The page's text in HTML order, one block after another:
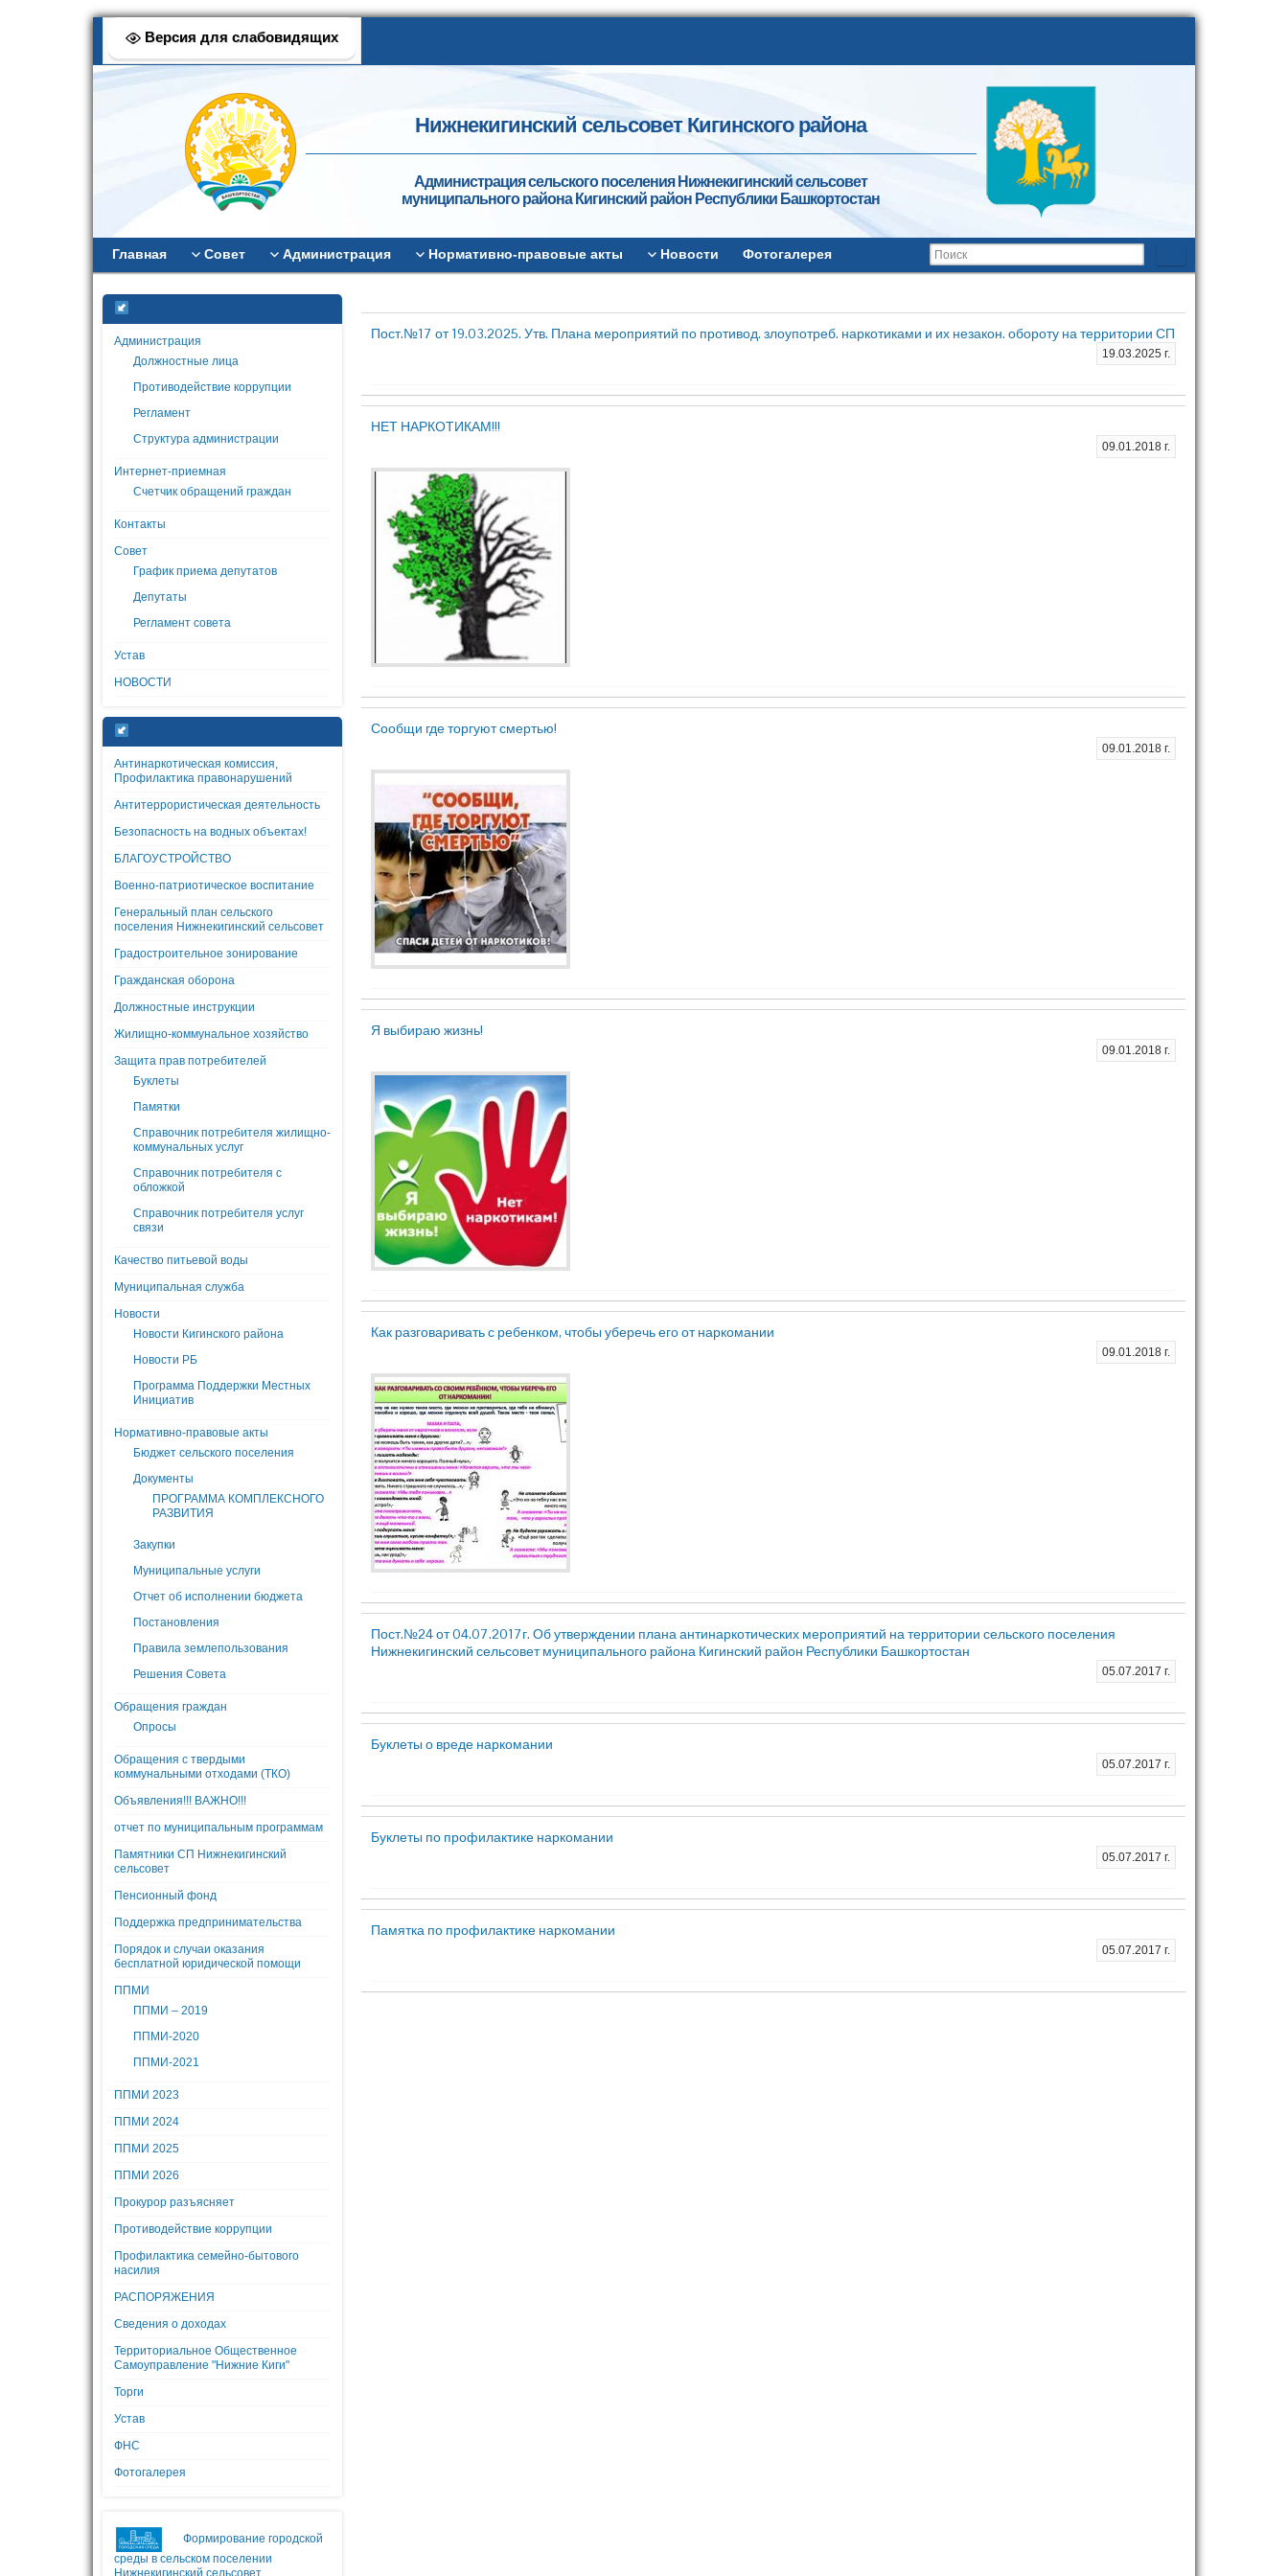
Версия для слабовидящих
Нижнекигинский сельсовет Кигинского района
Администрация сельского поселения Нижнекигинский сельсовет
муниципального района Кигинский район Республики Башкортостан
Главная Совет Администрация Нормативно-правовые акты Новости Фотогалерея
Администрация
Должностные лица
Противодействие коррупции
Регламент
Структура администрации
Интернет-приемная
Счетчик обращений граждан
Контакты
Совет
График приема депутатов
Депутаты
Регламент совета
Устав
НОВОСТИ
Антинаркотическая комиссия,
Профилактика правонарушений
Антитеррористическая деятельность
Безопасность на водных объектах!
БЛАГОУСТРОЙСТВО
Военно-патриотическое воспитание
Генеральный план сельского
поселения Нижнекигинский сельсовет
Градостроительное зонирование
Гражданская оборона
Должностные инструкции
Жилищно-коммунальное хозяйство
Защита прав потребителей
Буклеты
Памятки
Справочник потребителя жилищно-
коммунальных услуг
Справочник потребителя с
обложкой
Справочник потребителя услуг
связи
Качество питьевой воды
Муниципальная служба
Новости
Новости Кигинского района
Новости РБ
Программа Поддержки Местных
Инициатив
Нормативно-правовые акты
Бюджет сельского поселения
Документы
ПРОГРАММА КОМПЛЕКСНОГО
РАЗВИТИЯ
Закупки
Муниципальные услуги
Отчет об исполнении бюджета
Постановления
Правила землепользования
Решения Совета
Обращения граждан
Опросы
Обращения с твердыми
коммунальными отходами (ТКО)
Объявления!!! ВАЖНО!!!
отчет по муниципальным программам
Памятники СП Нижнекигинский
сельсовет
Пенсионный фонд
Поддержка предпринимательства
Порядок и случаи оказания
бесплатной юридической помощи
ППМИ
ППМИ – 2019
ППМИ-2020
ППМИ-2021
ППМИ 2023
ППМИ 2024
ППМИ 2025
ППМИ 2026
Прокурор разъясняет
Противодействие коррупции
Профилактика семейно-бытового
насилия
РАСПОРЯЖЕНИЯ
Сведения о доходах
Территориальное Общественное
Самоуправление "Нижние Киги"
Торги
Устав
ФНС
Фотогалерея
Формирование городской
среды в сельском поселении
Нижнекигинский сельсовет
Пост.№17 от 19.03.2025. Утв. Плана мероприятий по противод. злоупотреб. наркотиками и их незакон. обороту на территории СП
19.03.2025 г.
НЕТ НАРКОТИКАМ!!!
09.01.2018 г.
Сообщи где торгуют смертью!
09.01.2018 г.
Я выбираю жизнь!
09.01.2018 г.
Как разговаривать с ребенком, чтобы уберечь его от наркомании
09.01.2018 г.
Пост.№24 от 04.07.2017г. Об утверждении плана антинаркотических мероприятий на территории сельского поселения
Нижнекигинский сельсовет муниципального района Кигинский район Республики Башкортостан
05.07.2017 г.
Буклеты о вреде наркомании
05.07.2017 г.
Буклеты по профилактике наркомании
05.07.2017 г.
Памятка по профилактике наркомании
05.07.2017 г.